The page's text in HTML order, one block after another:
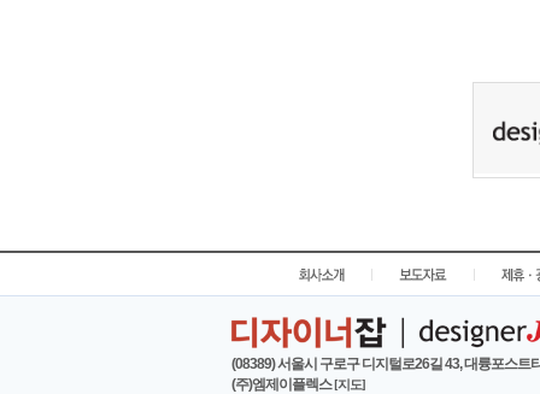
| |
(08389) 서울시 구로구 디지털로26길 43, 대륭포스트
(주)엠제이플렉스[지도]